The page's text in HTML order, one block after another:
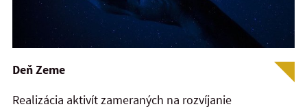
Deň Zeme
Realizácia aktivít zameraných na rozvíjanie